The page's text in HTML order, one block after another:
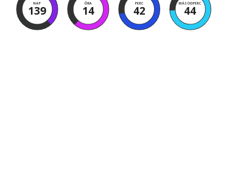
NAP
139
ÓRA
14
PERC
42
MÁSODPERC
43